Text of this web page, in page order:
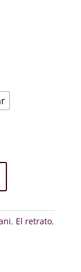
, El retrato,